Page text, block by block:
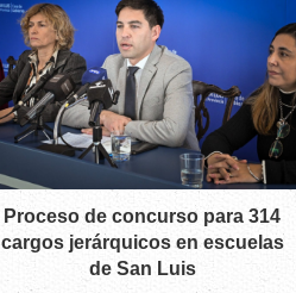
Proceso de concurso para 314
cargos jerárquicos en escuelas
de San Luis